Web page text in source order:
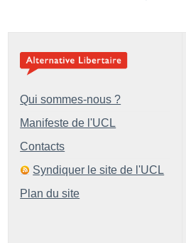
Qui sommes-nous ?
Manifeste de l'UCL
Contacts
Syndiquer le site de l'UCL
Plan du site